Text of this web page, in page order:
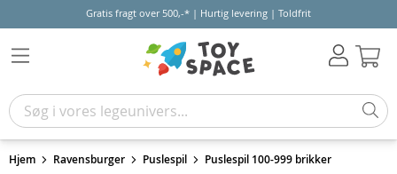
Gratis fragt over 500,-* | Hurtig levering | Toldfrit
Hjem Ravensburger Puslespil Puslespil 100-999 brikker